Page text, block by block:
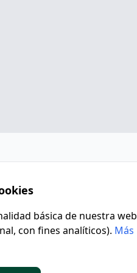
básica de nuestra web
con fines analíticos). Más